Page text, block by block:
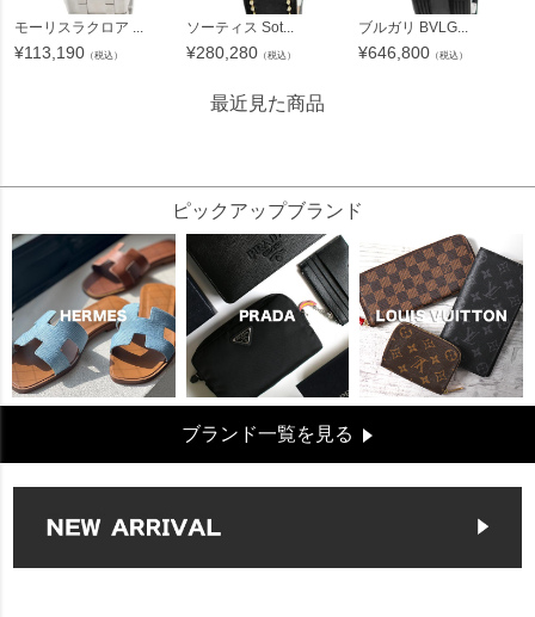
モーリスラクロア ...
¥113,190 （税込）
ソーティス Sot...
¥280,280 （税込）
ブルガリ BVLG...
¥646,800 （税込）
最近見た商品
ピックアップブランド
ブランド一覧を見る